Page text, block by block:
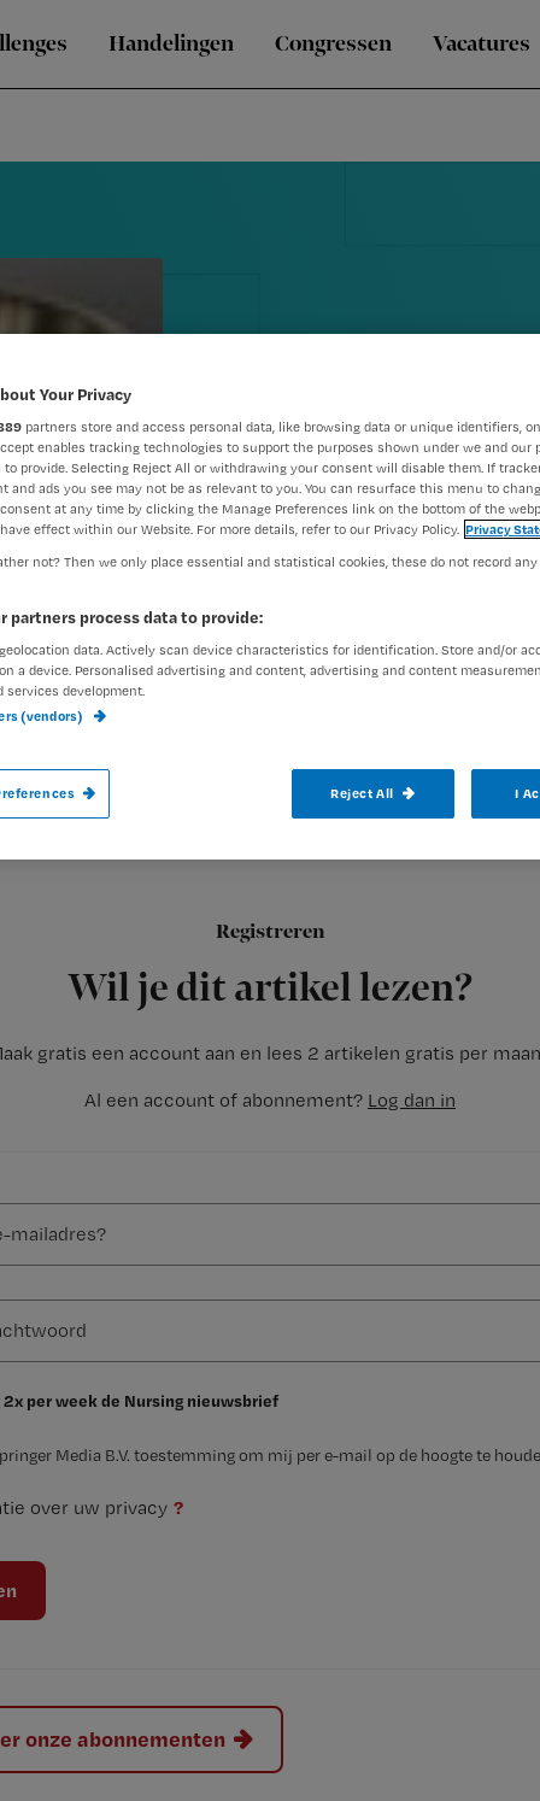
Handelingen Congressen Vacatures
Wasdoekjes
Auteur:
Registreren
Wil je dit artikel lezen?
gratis een account aan en lees 2 artikelen gratis per
Al een account of abonnement? Log dan in
2x per week de Nursing nieuwsbrief
Media B.V. toestemming om mij per e-mail op de hoogte te
over uw privacy ?
onze abonnementen
In het kader van de hygiëne werden wij
Your Privacy
partners store and access personal data, like browsing data or unique identifiers,
enables tracking technologies to support the purposes shown under we and our
to provide. Selecting Reject All or withdrawing your consent will disable them. If
and ads you see may not be as relevant to you. You can resurface this menu to
at any time by clicking the Manage Preferences link on the bottom of the
effect within our Website. For more details, refer to our Privacy Policy. Privacy
not? Then we only place essential and statistical cookies, these do not record
partners process data to provide:
data. Actively scan device characteristics for identification. Store and/or
a device. Personalised advertising and content, advertising and content
services development.
(vendors)
Reject All I